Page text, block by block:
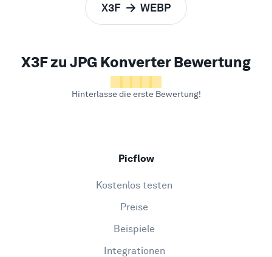
X3F zuWEBP
X3F zu JPG Konverter Bewertung
Hinterlasse die erste Bewertung!
Picflow
Kostenlos testen
Preise
Beispiele
Integrationen